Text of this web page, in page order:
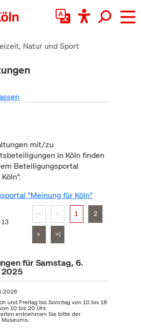
Natur und Sport
mit/zu
in Köln finden
Beteiligungsportal
"Meinung für Köln"
13
|< < 1 2
> >|
für Samstag, 6.
und Freitag bis Sonntag von 10 bis 18
10 bis 20 Uhr.
entnehmen Sie bitte der